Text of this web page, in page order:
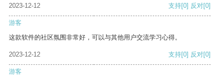
2023-12-12 支持[0] 反对[0]
游客
这款软件的社区氛围非常好，可以与其他用户交流学习心得。
2023-12-12 支持[0] 反对[0]
游客